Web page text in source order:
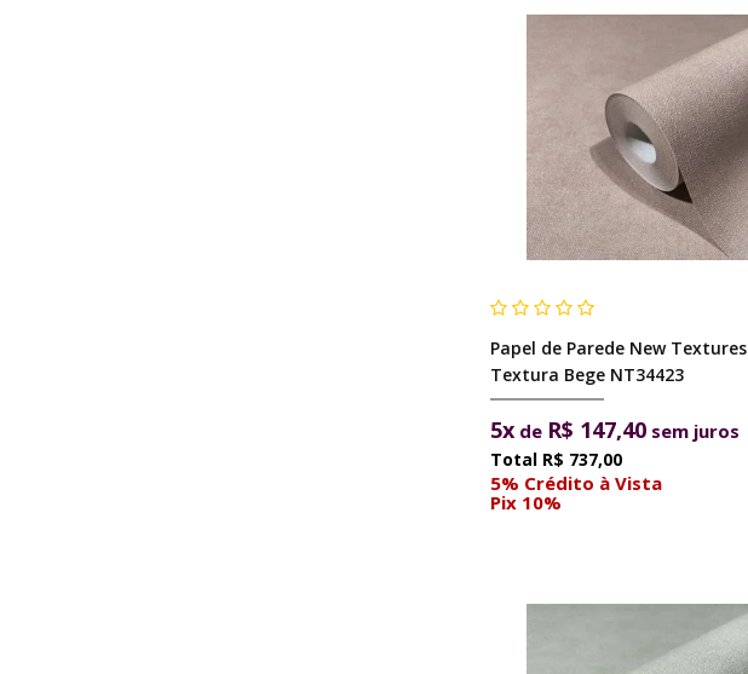
Papel de Parede New Textures
Textura Bege NT34423
5xde R$ 147,40sem juros
R$ 737,00
5% Crédito à Vista
Pix 10%